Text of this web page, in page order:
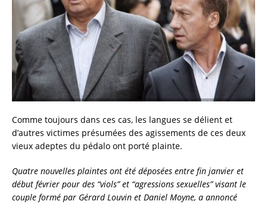
Comme toujours dans ces cas, les langues se délient et
d’autres victimes présumées des agissements de ces deux
vieux adeptes du pédalo ont porté plainte.
Quatre nouvelles plaintes ont été déposées entre fin janvier et
début février pour des “viols” et “agressions sexuelles” visant le
couple formé par Gérard Louvin et Daniel Moyne, a annoncé